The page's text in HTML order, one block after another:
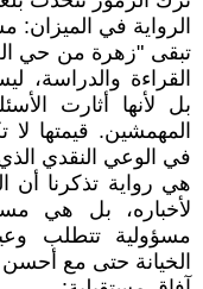
الرواية في الميزان:
تبقى "زهرة من حي
القراءة والدراسة،
بل لأنها أثارت
المهمشين. قيمتها
في الوعي النقدي
هي رواية تذكرنا أن
لأخباره، بل هي
مسؤولية تتطلب
الخيانة حتى مع أحسن